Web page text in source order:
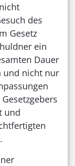
des
Gesetz
ein
Dauer
und nicht nur
und